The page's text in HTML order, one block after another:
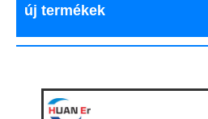
új termékek